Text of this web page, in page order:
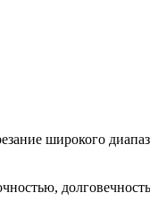
широкого